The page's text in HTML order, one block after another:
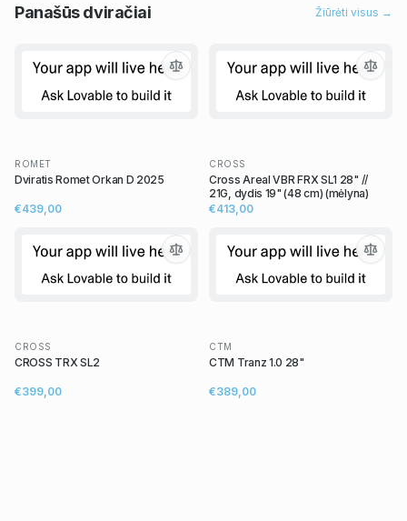
Panašūsdviračiai Žiūrėti visus →
ROMET
Dviratis Romet Orkan D 2025
€439,00
CROSS
Cross Areal VBR FRX SL1 28" //
21G, dydis 19" (48 cm) (mėlyna)
€413,00
CROSS
CROSS TRX SL2
€399,00
CTM
CTM Tranz 1.0 28"
€389,00